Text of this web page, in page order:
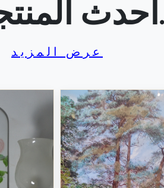
أحدث المنتجات.
عرض المزيد